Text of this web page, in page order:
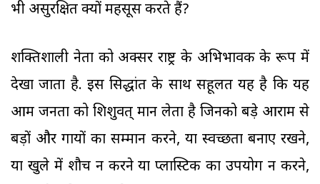
भी असुरक्षित क्यों महसूस करते हैं?
शक्तिशाली नेता को अक्सर राष्ट्र के अभिभावक के रूप में
देखा जाता है. इस सिद्धांत के साथ सहूलत यह है कि यह
आम जनता को शिशुवत् मान लेता है जिनको बड़े आराम से
बड़ों और गायों का सम्मान करने, या स्वच्छता बनाए रखने,
या खुले में शौच न करने या प्लास्टिक का उपयोग न करने,